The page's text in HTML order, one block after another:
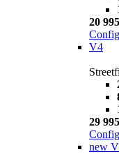
20
V4
29
new